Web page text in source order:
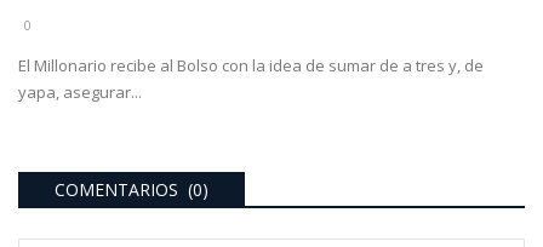
0
El Millonario recibe al Bolso con la idea de sumar de a tres y, de
yapa, asegurar...
COMENTARIOS (0)